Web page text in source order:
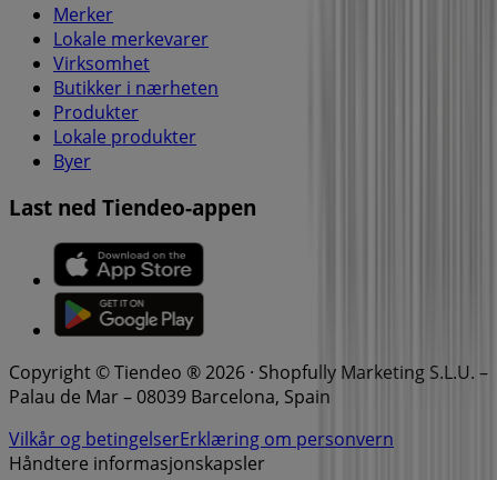
Merker
Lokale merkevarer
Virksomhet
Butikker i nærheten
Produkter
Lokale produkter
Byer
Last ned Tiendeo-appen
Copyright © Tiendeo ® 2026 · Shopfully Marketing S.L.U. –
Palau de Mar – 08039 Barcelona, Spain
Vilkår og betingelserErklæring om personvern
Håndtere informasjonskapsler